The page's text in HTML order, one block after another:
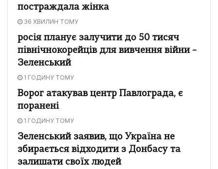
постраждала жінка
36 ХВИЛИН ТОМУ
росія планує залучити до 50 тисяч
північнокорейців для вивчення війни –
Зеленський
1 ГОДИНУ ТОМУ
Ворог атакував центр Павлограда, є
поранені
1 ГОДИНУ ТОМУ
Зеленський заявив, що Україна не
збирається відходити з Донбасу та
залишати своїх людей